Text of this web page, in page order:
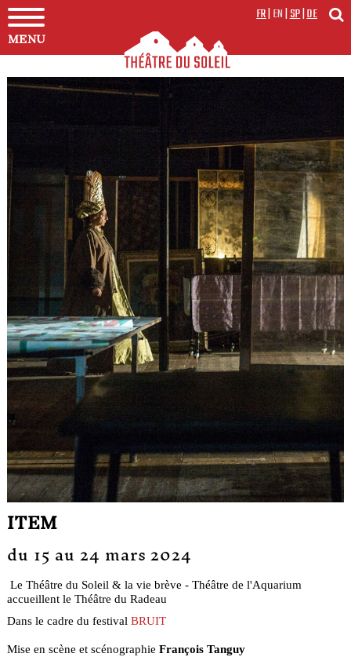
MENU
FR|EN|SP|DE
ITEM
du 15 au 24 mars 2024
Le Théâtre du Soleil & la vie brève - Théâtre de l'Aquarium
accueillent le Théâtre du Radeau
Dans le cadre du festival BRUIT
Mise en scène et scénographie François Tanguy